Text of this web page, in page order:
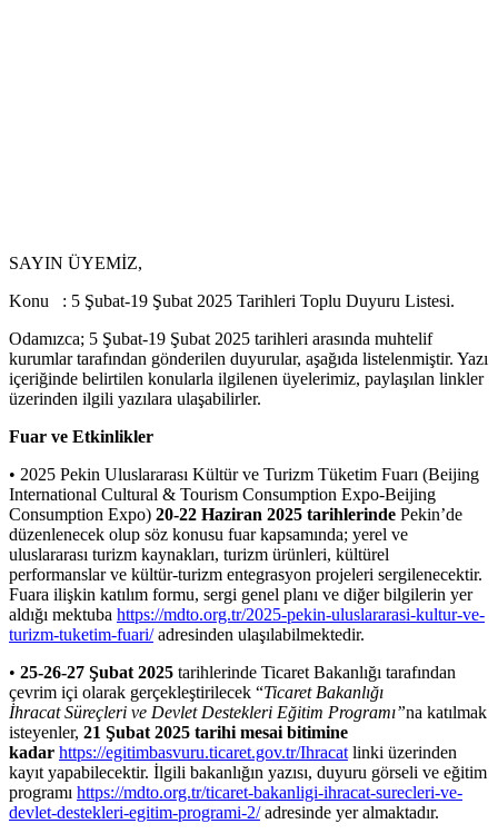
SAYIN ÜYEMİZ,
Konu : 5 Şubat-19 Şubat 2025 Tarihleri Toplu Duyuru Listesi.
Odamızca; 5 Şubat-19 Şubat 2025 tarihleri arasında muhtelif
kurumlar tarafından gönderilen duyurular, aşağıda listelenmiştir. Yazı
içeriğinde belirtilen konularla ilgilenen üyelerimiz, paylaşılan linkler
üzerinden ilgili yazılara ulaşabilirler.
Fuar ve Etkinlikler
• 2025 Pekin Uluslararası Kültür ve Turizm Tüketim Fuarı (Beijing
International Cultural & Tourism Consumption Expo-Beijing
Consumption Expo) 20-22 Haziran 2025 tarihlerinde Pekin’de
düzenlenecek olup söz konusu fuar kapsamında; yerel ve
uluslararası turizm kaynakları, turizm ürünleri, kültürel
performanslar ve kültür-turizm entegrasyon projeleri sergilenecektir.
Fuara ilişkin katılım formu, sergi genel planı ve diğer bilgilerin yer
aldığı mektuba https://mdto.org.tr/2025-pekin-uluslararasi-kultur-ve-
turizm-tuketim-fuari/adresinden ulaşılabilmektedir.
• 25-26-27 Şubat 2025 tarihlerinde Ticaret Bakanlığı tarafından
çevrim içi olarak gerçekleştirilecek “Ticaret Bakanlığı
İhracatSüreçleri ve Devlet Destekleri Eğitim Programı”na katılmak
isteyenler, 21 Şubat 2025 tarihi mesai bitimine
kadar https://egitimbasvuru.ticaret.gov.tr/Ihracat linki üzerinden
kayıt yapabilecektir. İlgili bakanlığın yazısı, duyuru görseli ve eğitim
programı https://mdto.org.tr/ticaret-bakanligi-ihracat-surecleri-ve-
devlet-destekleri-egitim-programi-2/adresinde yer almaktadır.